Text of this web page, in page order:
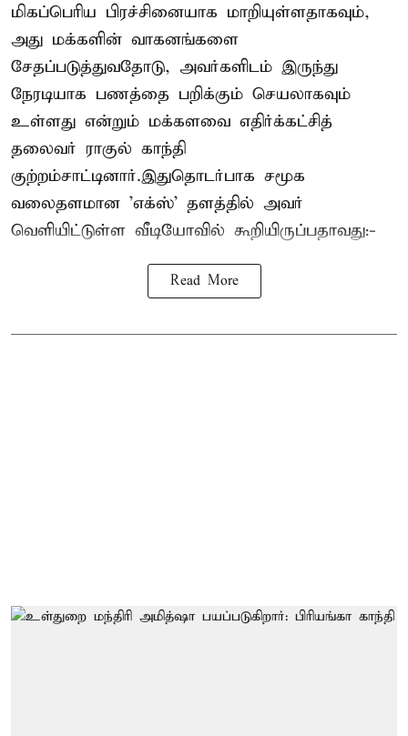
மிகப்பெரிய பிரச்சினையாக மாறியுள்ளதாகவும்,
அது மக்களின் வாகனங்களை
சேதப்படுத்துவதோடு, அவர்களிடம் இருந்து
நேரடியாக பணத்தை பறிக்கும் செயலாகவும்
உள்ளது என்றும் மக்களவை எதிர்க்கட்சித்
தலைவர் ராகுல் காந்தி
குற்றம்சாட்டினார்.இதுதொடர்பாக சமூக
வலைதளமான 'எக்ஸ்' தளத்தில் அவர்
வெளியிட்டுள்ள வீடியோவில் கூறியிருப்பதாவது:-
Read More